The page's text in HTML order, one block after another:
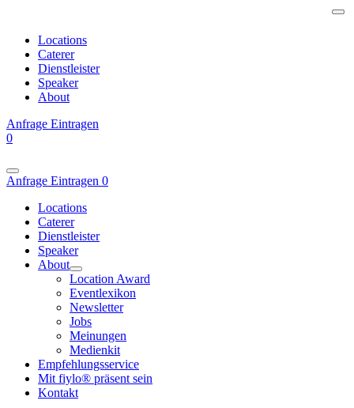
Locations
Caterer
Dienstleister
Speaker
About
Anfrage Eintragen
0
Anfrage Eintragen 0
Locations
Caterer
Dienstleister
Speaker
About
Location Award
Eventlexikon
Newsletter
Jobs
Meinungen
Medienkit
Empfehlungsservice
Mit fiylo® präsent sein
Kontakt